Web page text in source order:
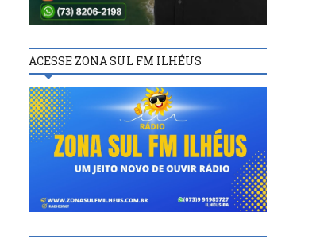
ACESSE ZONA SUL FM ILHÉUS